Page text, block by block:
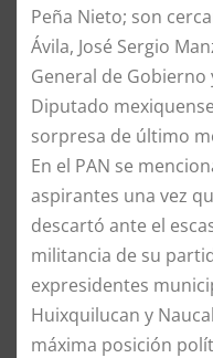
Peña Nieto; son
Ávila, José Sergio
General de Gobierno
Diputado
sorpresa de último
En el PAN se
aspirantes una vez
descartó ante el
militancia de su
expresidentes
Huixquilucan y
máxima posición